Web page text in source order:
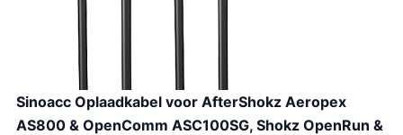
Sinoacc Oplaadkabel voor AfterShokz Aeropex
AS800 & OpenComm ASC100SG, Shokz OpenRun &